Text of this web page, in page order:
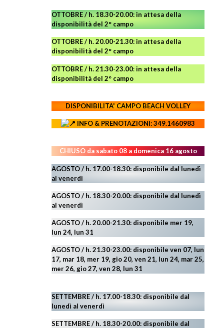
OTTOBRE / h. 18.30-20.00:in attesa della
disponibilità del 2° campo
OTTOBRE / h. 20.00-21.30:in attesa della
disponibilità del 2° campo
OTTOBRE / h. 21.30-23.00:in attesa della
disponibilità del 2° campo
DISPONIBILITA' CAMPOBEACH VOLLEY
INFO & PRENOTAZIONI: 349.1460983
CHIUSO da sabato 08 a domenica 16 agosto
AGOSTO / h. 17.00-18.30: disponibile dal lunedì
al venerdì
AGOSTO/ h. 18.30-20.00: disponibile dal lunedì
al venerdì
AGOSTO / h. 20.00-21.30: disponibile mer 19,
lun 24, lun 31
AGOSTO/ h. 21.30-23.00: disponibile ven 07, lun
17, mar 18, mer 19, gio 20, ven 21, lun 24, mar 25,
mer 26, gio 27, ven 28, lun 31
SETTEMBRE / h. 17.00-18.30: disponibile dal
lunedì al venerdì
SETTEMBRE / h. 18.30-20.00: disponibile dal